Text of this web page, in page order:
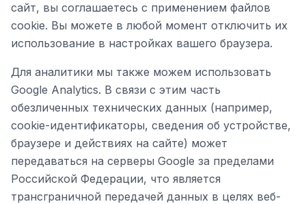
сайт, вы соглашаетесь с применением файлов
cookie. Вы можете в любой момент отключить их
использование в настройках вашего браузера.
Для аналитики мы также можем использовать
Google Analytics. В связи с этим часть
обезличенных технических данных (например,
cookie-идентификаторы, сведения об устройстве,
браузере и действиях на сайте) может
передаваться на серверы Google за пределами
Российской Федерации, что является
трансграничной передачей данных в целях веб-